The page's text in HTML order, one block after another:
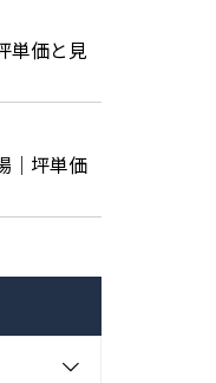
単価と見
｜坪単価